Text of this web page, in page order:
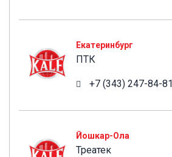
Екатеринбург
ПТК
+7 (343) 247-84-81
Йошкар-Ола
Треатек